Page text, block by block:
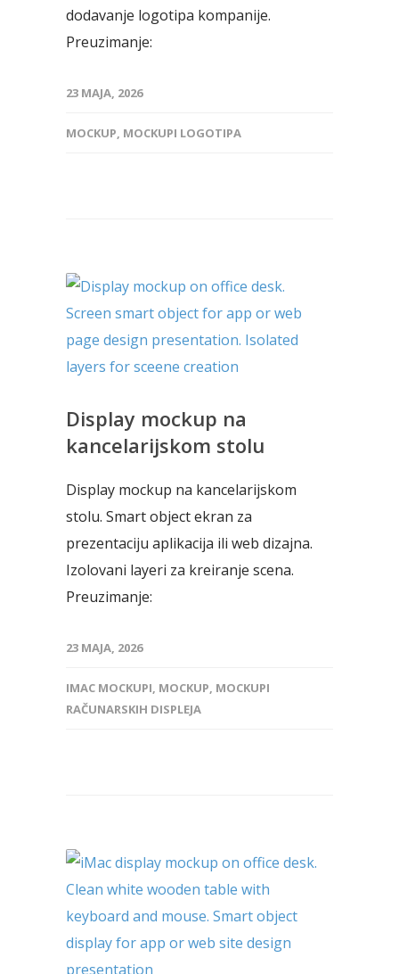
dodavanje logotipa kompanije.
Preuzimanje:
23 MAJA, 2026
MOCKUP, MOCKUPI LOGOTIPA
Display mockup na
kancelarijskom stolu
Display mockup na kancelarijskom
stolu. Smart object ekran za
prezentaciju aplikacija ili web dizajna.
Izolovani layeri za kreiranje scena.
Preuzimanje:
23 MAJA, 2026
IMAC MOCKUPI, MOCKUP, MOCKUPI
RAČUNARSKIH DISPLEJA